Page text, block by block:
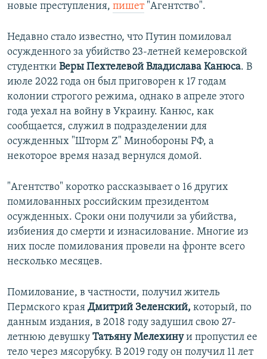
новые преступления, пишет"Агентство".
Недавно стало известно, что Путин помиловал
осужденного за убийство 23-летней кемеровской
студентки Веры Пехтелевой Владислава Канюса. В
июле 2022 года он был приговорен к 17 годам
колонии строгого режима, однако в апреле этого
года уехал на войну в Украину. Канюс, как
сообщается, служил в подразделении для
осужденных "Шторм Z" Минобороны РФ, а
некоторое время назад вернулся домой.
"Агентство" коротко рассказывает о 16 других
помилованных российским президентом
осужденных. Сроки они получили за убийства,
избиения до смерти и изнасилование. Многие из
них после помилования провели на фронте всего
несколько месяцев.
Помилование, в частности, получил житель
Пермского края Дмитрий Зеленский, который, по
данным издания, в 2018 году задушил свою 27-
летнюю девушку Татьяну Мелехинуи пропустил ее
тело через мясорубку. В 2019 году он получил 11 лет